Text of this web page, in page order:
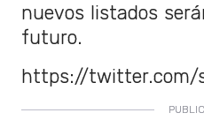
nuevos listados
futuro.
https://twitter.com/